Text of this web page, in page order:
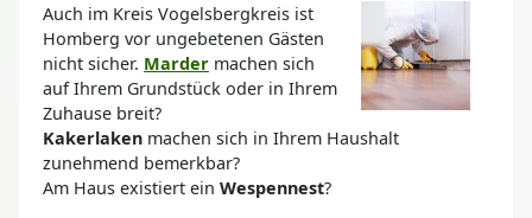
Auch im Kreis Vogelsbergkreis ist
Homberg vor ungebetenen Gästen
nicht sicher. Marder machen sich
auf Ihrem Grundstück oder in Ihrem
Zuhause breit?
Kakerlaken machen sich in Ihrem Haushalt
zunehmend bemerkbar?
Am Haus existiert ein Wespennest?